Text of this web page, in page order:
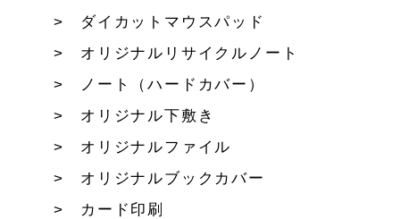
ダイカットマウスパッド
オリジナルリサイクルノート
ノート（ハードカバー）
オリジナル下敷き
オリジナルファイル
オリジナルブックカバー
カード印刷